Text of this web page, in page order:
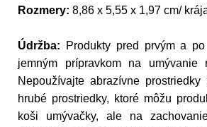
Rozmery: 8,86 x 5,55 x 1,97 cm/
Údržba:
Produkty pred prvým a
jemným prípravkom na umývanie
Nepoužívajte abrazívne
hrubé prostriedky, ktoré môžu
koši umývačky, ale na